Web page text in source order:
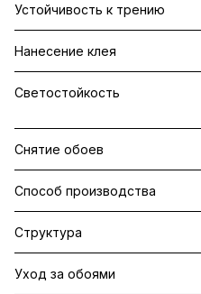
Устойчивость к трению
Нанесение клея
Светостойкость
Снятие обоев
Способ производства
Структура
Уход за обоями